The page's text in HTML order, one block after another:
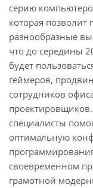
серию
которая
разнообразные
что до середины
будет
геймеров,
сотрудников
специалисты
оптимальную
своевременном
грамотной